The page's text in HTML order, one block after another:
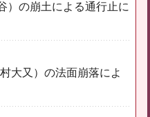
）の崩土による通行止に
大又）の法面崩落によ